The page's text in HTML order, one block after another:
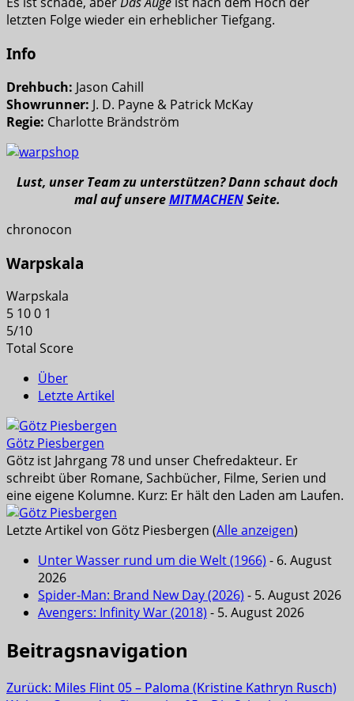
letzten Folge wieder ein erheblicher Tiefgang.
Info
Drehbuch: Jason Cahill
Showrunner: J. D. Payne & Patrick McKay
Regie: Charlotte Brändström
Lust, unser Team zu unterstützen? Dann schaut doch
mal auf unsereMITMACHENSeite.
chronocon
Warpskala
Warpskala
5 100 1
5/10
Total Score
Über
Letzte Artikel
Götz Piesbergen
Götz ist Jahrgang 78 und unser Chefredakteur. Er
schreibt über Romane, Sachbücher, Filme, Serien und
eine eigene Kolumne. Kurz: Er hält den Laden am Laufen.
Letzte Artikel von Götz Piesbergen (Alle anzeigen)
Unter Wasser rund um die Welt (1966) - 6. August
2026
Spider-Man: Brand New Day (2026) - 5. August 2026
Avengers: Infinity War (2018) - 5. August 2026
Beitragsnavigation
Zurück: Miles Flint 05 – Paloma (Kristine Kathryn Rusch)